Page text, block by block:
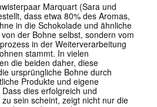
Marquart (Sara und
dass etwa 80% des Aromas,
in die Schokolade und ähnliche
der Bohne selbst, sondern vom
in der Weiterverarbeitung
stammt. In vielen
die beiden daher, diese
ursprüngliche Bohne durch
Produkte und eigene
dies erfolgreich und
sein scheint, zeigt nicht nur die